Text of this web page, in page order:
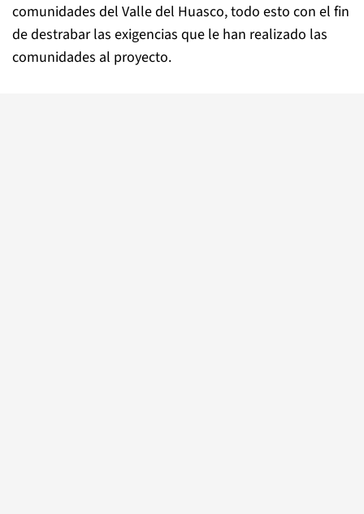
comunidades del Valle del Huasco, todo esto con el fin
de destrabar las exigencias que le han realizado las
comunidades al proyecto.